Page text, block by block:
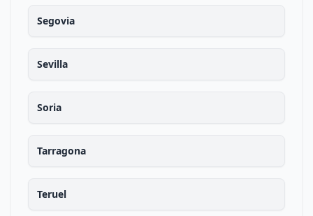
Segovia
Sevilla
Soria
Tarragona
Teruel